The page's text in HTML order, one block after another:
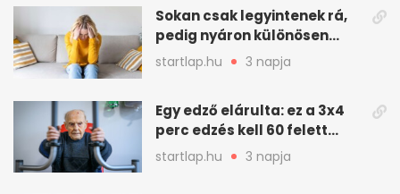
Sokan csak legyintenek rá,
pedig nyáron különösen
gyakran jelentkezik ez a
kellemetlen betegség
startlap.hu 3 napja
Egy edző elárulta: ez a 3x4
perc edzés kell 60 felett
mindenkinek
startlap.hu 3 napja